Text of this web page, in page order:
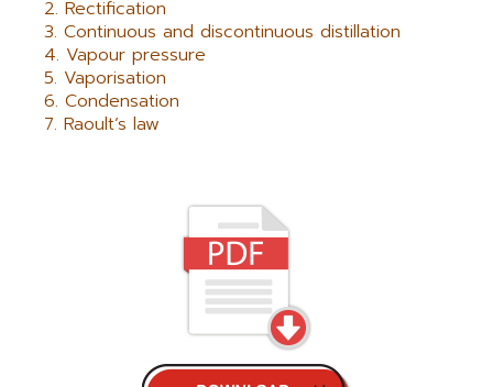
Rectification
Continuous and discontinuous distillation
Vapour pressure
Vaporisation
Condensation
Raoult’s law